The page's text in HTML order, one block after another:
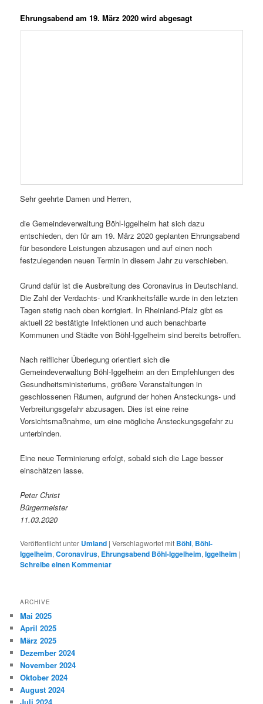
Ehrungsabend am 19. März 2020 wird abgesagt
Sehr geehrte Damen und Herren,
die Gemeindeverwaltung Böhl-Iggelheim hat sich dazu
entschieden, den für am 19. März 2020 geplanten Ehrungsabend
für besondere Leistungen abzusagen und auf einen noch
festzulegenden neuen Termin in diesem Jahr zu verschieben.
Grund dafür ist die Ausbreitung des Coronavirus in Deutschland.
Die Zahl der Verdachts- und Krankheitsfälle wurde in den letzten
Tagen stetig nach oben korrigiert. In Rheinland-Pfalz gibt es
aktuell 22 bestätigte Infektionen und auch benachbarte
Kommunen und Städte von Böhl-Iggelheim sind bereits betroffen.
Nach reiflicher Überlegung orientiert sich die
Gemeindeverwaltung Böhl-Iggelheim an den Empfehlungen des
Gesundheitsministeriums, größere Veranstaltungen in
geschlossenen Räumen, aufgrund der hohen Ansteckungs- und
Verbreitungsgefahr abzusagen. Dies ist eine reine
Vorsichtsmaßnahme, um eine mögliche Ansteckungsgefahr zu
unterbinden.
Eine neue Terminierung erfolgt, sobald sich die Lage besser
einschätzen lasse.
Peter Christ
Bürgermeister
11.03.2020
Veröffentlicht unter Umland |Verschlagwortet mit Böhl, Böhl-
Iggelheim,Coronavirus, Ehrungsabend Böhl-Iggelheim,Iggelheim |
Schreibe einen Kommentar
ARCHIVE
Mai 2025
April 2025
März 2025
Dezember 2024
November 2024
Oktober 2024
August 2024